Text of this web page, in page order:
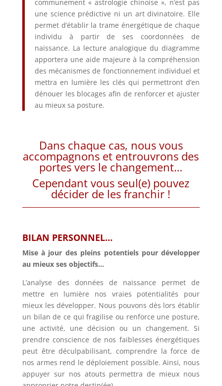
communement « astrologie chinoise », n’est pas
une science prédictive ni un art divinatoire. Elle
permet d’établir la trame énergétique de chaque
individu à partir de ses coordonnées de
naissance. La lecture analogique du diagramme
apportera une aide majeure à la compréhension
des mécanismes de fonctionnement individuel et
mettra en lumière les clés qui permettront d’en
dénouer les blocages afin de renforcer et ajuster
au mieux sa posture.
Dans chaque cas, nous vous
accompagnons et entrouvrons des
portes vers le changement…
Cependant vous seul(e) pouvez
décider de les franchir !
BILAN PERSONNEL…
Mise à jour des pleins potentiels pour développer
au mieux ses objectifs…
L’analyse des données de naissance permet de
mettre en lumière nos vraies potentialités pour
mieux les développer. Nous pouvons dès lors établir
un bilan de ce qui fragilise ou renforce une posture,
une activité, une décision ou un changement. Si
prendre conscience de nos faiblesses énergétiques
peut être déculpabilisant, comprendre la force de
nos armes rend le déploiement possible. Ainsi, nous
appuyer sur nos atouts permettra de mieux nous